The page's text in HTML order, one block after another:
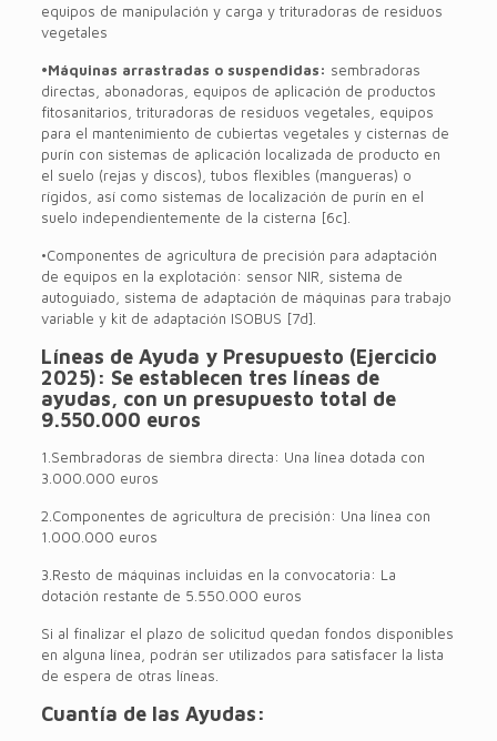
equipos de manipulación y carga y trituradoras de residuos
vegetales
•Máquinas arrastradas o suspendidas: sembradoras
directas, abonadoras, equipos de aplicación de productos
fitosanitarios, trituradoras de residuos vegetales, equipos
para el mantenimiento de cubiertas vegetales y cisternas de
purín con sistemas de aplicación localizada de producto en
el suelo (rejas y discos), tubos flexibles (mangueras) o
rígidos, así como sistemas de localización de purín en el
suelo independientemente de la cisterna [6c].
•Componentes de agricultura de precisión para adaptación
de equipos en la explotación: sensor NIR, sistema de
autoguiado, sistema de adaptación de máquinas para trabajo
variable y kit de adaptación ISOBUS [7d].
Líneas de Ayuda y Presupuesto (Ejercicio
2025): Se establecen tres líneas de
ayudas, con un presupuesto total de
9.550.000 euros
1.Sembradoras de siembra directa: Una línea dotada con
3.000.000 euros
2.Componentes de agricultura de precisión: Una línea con
1.000.000 euros
3.Resto de máquinas incluidas en la convocatoria: La
dotación restante de 5.550.000 euros
Si al finalizar el plazo de solicitud quedan fondos disponibles
en alguna línea, podrán ser utilizados para satisfacer la lista
de espera de otras líneas.
Cuantía de las Ayudas: